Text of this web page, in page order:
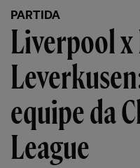
PARTIDA
Liverpool x
equipe da
League